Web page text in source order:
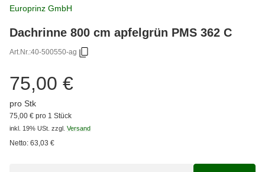
Europrinz GmbH
Dachrinne 800 cm apfelgrün PMS 362 C
Art.Nr.:40-500550-ag
75,00 €
pro Stk
75,00 € pro 1 Stück
inkl. 19% USt. zzgl. Versand
Netto: 63,03 €